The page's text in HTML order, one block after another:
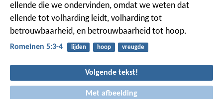
ellende die we ondervinden, omdat we weten dat
ellende tot volharding leidt, volharding tot
betrouwbaarheid, en betrouwbaarheid tot hoop.
Romeinen 5:3-4 lijden hoop vreugde
Volgende tekst!
Met afbeelding